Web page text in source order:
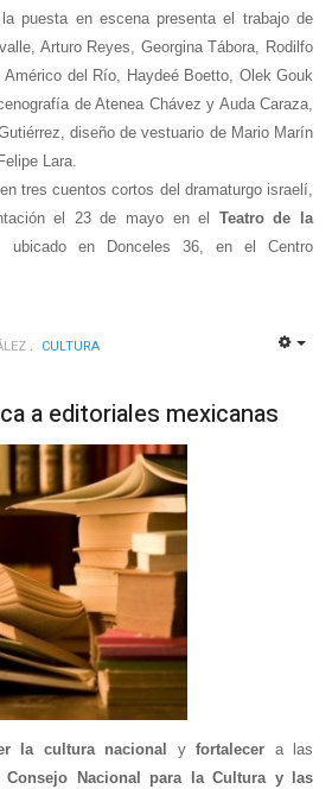
puesta en escena presenta el trabajo de
Arturo Reyes, Georgina Tábora, Rodilfo
Américo del Río, Haydeé Boetto, Olek Gouk
de Atenea Chávez y Auda Caraza,
diseño de vestuario de Mario Marín
Lara.
tres cuentos cortos del dramaturgo israelí,
el 23 de mayo en el Teatro de la
, ubicado en Donceles 36, en el Centro
CULTURA
a editoriales mexicanas
la cultura nacional yfortalecer a las
Consejo Nacional para la Cultura y las